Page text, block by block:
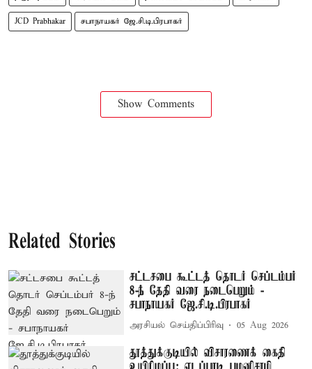
JCD Prabhakar சபாநாயகர் ஜே.சி.டி.பிரபாகர்
Show Comments
Related Stories
சட்டசபை கூட்டத் தொடர் செப்டம்பர்
8-ந் தேதி வரை நடைபெறும் -
சபாநாயகர் ஜே.சி.டி.பிரபாகர்
அரசியல் செய்திப்பிரிவு 05 Aug 2026
தூத்துக்குடியில் விசாரணைக் கைதி